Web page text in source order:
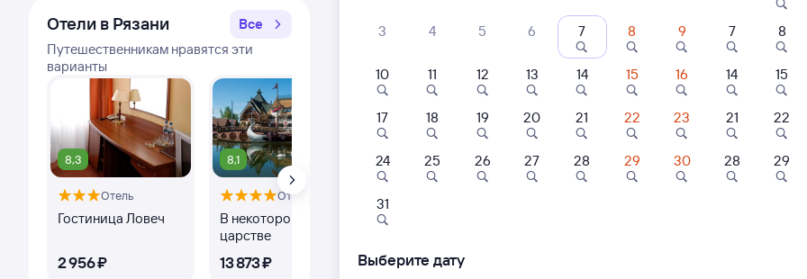
Отели в Рязани
Все
Путешественникам нравятся эти
варианты
8,3
Отель
Гостиница Ловеч
2 ⁠956 ⁠₽
8,1
Отель
В некотором
царстве
13 ⁠873 ⁠₽
Гостиничный
800 ⁠₽
6,8
Расписание поездов Аргун — Рязань-2
Нет рейсов по этому
3 4 5 6 7 8 9
10 11 12 13 14 15 16
17 18 19 20 21 22 23
24 25 26 27 28 29 30
31
7 8
14 15
21 22
28 29
Выберите дату